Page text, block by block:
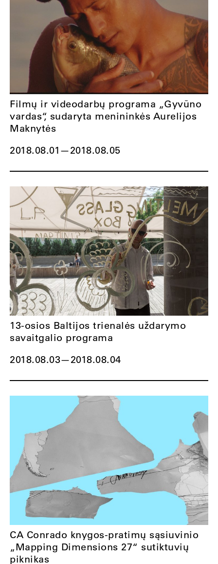
2018.08.01 —2018.08.05
Filmų ir videodarbų programa „Gyvūno
vardas“, sudaryta menininkės Aurelijos
Maknytės
2018.08.03—2018.08.04
13-osios Baltijos trienalės uždarymo
savaitgalio programa
CA Conrado knygos-pratimų sąsiuvinio
„Mapping Dimensions 27“ sutiktuvių
piknikas